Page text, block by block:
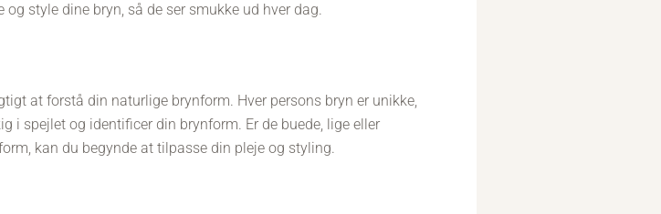
style dine bryn, så de ser smukke ud hver dag.
at forstå din naturlige brynform. Hver persons bryn er unikke,
i spejlet og identificer din brynform. Er de buede, lige eller
kan du begynde at tilpasse din pleje og styling.